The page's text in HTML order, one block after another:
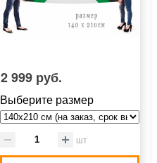
2 999 руб.
Выберите размер
шт